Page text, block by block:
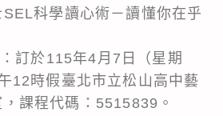
科學讀心術－讀懂你在乎
。
訂於115年4月7日（星期
12時假臺北市立松山高中藝
課程代碼：5515839。